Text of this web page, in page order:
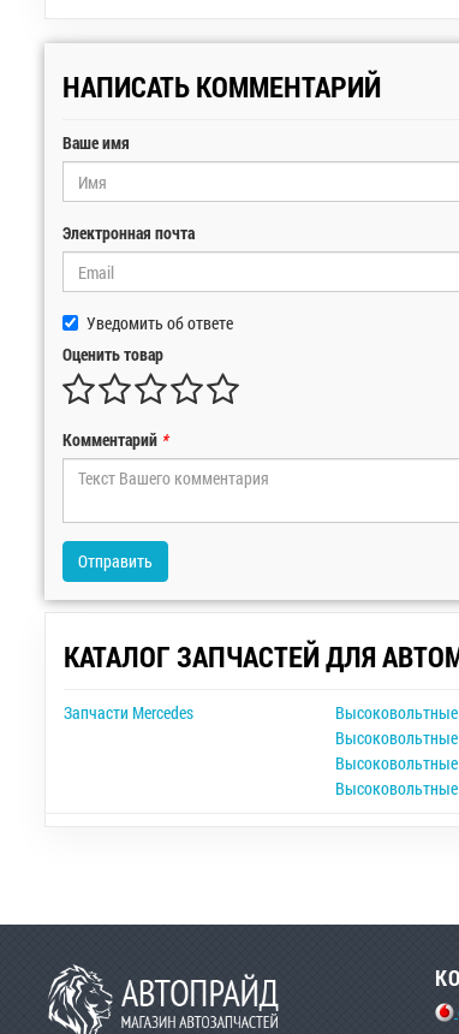
НАПИСАТЬ КОММЕНТАРИЙ
Ваше имя
Электронная почта
Уведомить об ответе
Оценить товар
Комментарий *
Отправить
КАТАЛОГ ЗАПЧАСТЕЙ ДЛЯ
Запчасти Mercedes Высоковольтные
Высоковольтные
Высоковольтные
Высоковольтные